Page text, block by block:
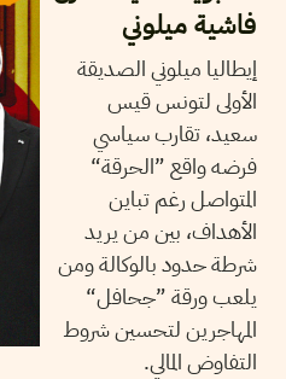
فاشية ميلوني
إيطاليا ميلوني الصديقة
الأولى لتونس قيس
سعيد، تقارب سياسي
فرضه واقع ”الحرقة“
المتواصل رغم تباين
الأهداف، بين من يريد
شرطة حدود بالوكالة ومن
يلعب ورقة ”جحافل“
المهاجرين لتحسين شروط
التفاوض المالي.